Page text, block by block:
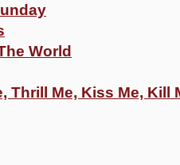
World
Thrill Me, Kiss Me, Kill